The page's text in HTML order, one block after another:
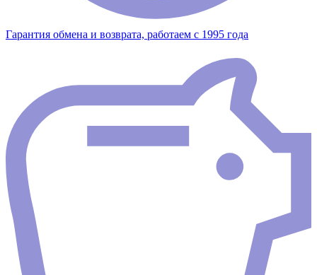
Гарантия обмена и возврата, работаем с 1995 года